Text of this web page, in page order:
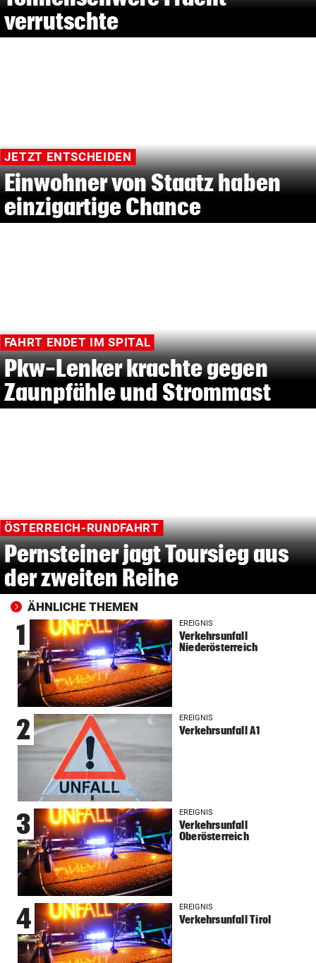
verrutschte
JETZT ENTSCHEIDEN
Einwohner von Staatz haben
einzigartige Chance
FAHRT ENDET IM SPITAL
Pkw-Lenker krachte gegen
Zaunpfähle und Strommast
ÖSTERREICH-RUNDFAHRT
Pernsteiner jagt Toursieg aus
der zweiten Reihe
ÄHNLICHE THEMEN
1 EREIGNIS
Verkehrsunfall
Niederösterreich
2 EREIGNIS
Verkehrsunfall A1
3 EREIGNIS
Verkehrsunfall
Oberösterreich
4 EREIGNIS
Verkehrsunfall Tirol